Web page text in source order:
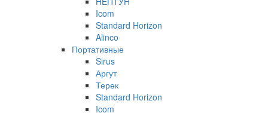
Icom
Standard Horizon
Alinco
Портативные
Sirus
Аргут
Терек
Standard Horizon
Icom